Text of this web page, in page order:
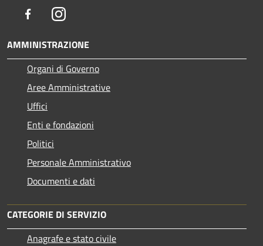
FacebookInstagram
AMMINISTRAZIONE
Organi di Governo
Aree Amministrative
Uffici
Enti e fondazioni
Politici
Personale Amministrativo
Documenti e dati
CATEGORIE DI SERVIZIO
Anagrafe e stato civile